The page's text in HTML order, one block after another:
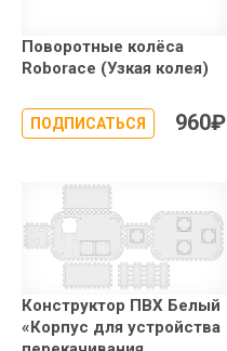
Поворотные колёса
Roborace (Узкая колея)
ПОДПИСАТЬСЯ 960₽
Конструктор ПВХ Белый
«Корпус для устройства